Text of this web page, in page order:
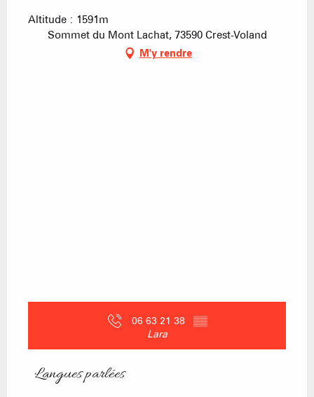
Altitude : 1591m
Sommet du Mont Lachat, 73590 Crest-Voland
M'y rendre
06 63 21 38 ▒▒
Lara
Langues parlées
Langues parlées